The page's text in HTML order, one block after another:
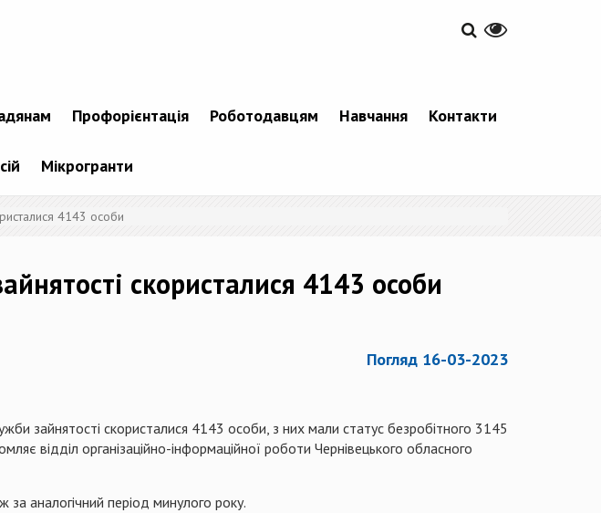
Профорієнтація Роботодавцям Навчання Контакти
Мікрогранти
4143 особи
скористалися 4143 особи
Погляд 16-03-2023
зайнятості скористалися 4143 особи, з них мали статус безробітного 3145
відділ організаційно-інформаційної роботи Чернівецького обласного
аналогічний період минулого року.